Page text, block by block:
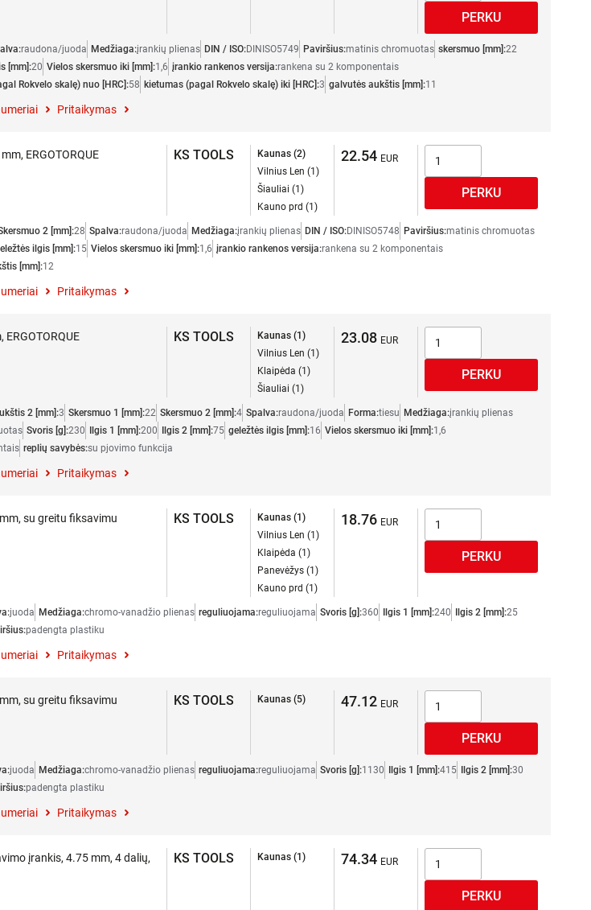
raudona/juoda Medžiaga:įrankių plienas DIN / ISO:DINISO5749 Paviršius:matinis chromuotas skersmuo [mm]:22
[mm]:20 Vielos skersmuo iki [mm]:1,6 įrankio rankenos versija:rankena su 2 komponentais
Rokvelo skalę) nuo [HRC]:58 kietumas (pagal Rokvelo skalę) iki [HRC]:3 galvutės aukštis [mm]:11
Pritaikymas
ERGOTORQUE KS TOOLS
Kaunas (2)
Vilnius Len (1)
Šiauliai (1)
Kauno prd (1)
22.54
2 [mm]:28 Spalva:raudona/juoda Medžiaga:įrankių plienas DIN / ISO:DINISO5748 Paviršius:matinis chromuotas
ilgis [mm]:15 Vielos skersmuo iki [mm]:1,6 įrankio rankenos versija:rankena su 2 komponentais
[mm]:12
Pritaikymas
KS TOOLS
Kaunas (1)
Vilnius Len (1)
Klaipėda (1)
Šiauliai (1)
23.08
2 [mm]:3 Skersmuo 1 [mm]:22 Skersmuo 2 [mm]:4 Spalva:raudona/juoda Forma:tiesu Medžiaga:įrankių plienas
Svoris [g]:230 Ilgis 1 [mm]:200 Ilgis 2 [mm]:75 geležtės ilgis [mm]:16 Vielos skersmuo iki [mm]:1,6
replių savybės:su pjovimo funkcija
Pritaikymas
su greitu fiksavimu KS TOOLS
Kaunas (1)
Vilnius Len (1)
Klaipėda (1)
Panevėžys (1)
Kauno prd (1)
18.76
juoda Medžiaga:chromo-vanadžio plienas reguliuojama:reguliuojama Svoris [g]:360 Ilgis 1 [mm]:240 Ilgis 2 [mm]:25
padengta plastiku
Pritaikymas
su greitu fiksavimu KS TOOLS Kaunas (5) 47.12
juoda Medžiaga:chromo-vanadžio plienas reguliuojama:reguliuojama Svoris [g]:1130 Ilgis 1 [mm]:415 Ilgis 2 [mm]:30
padengta plastiku
Pritaikymas
įrankis, 4.75 mm, 4 dalių,
KS TOOLS Kaunas (1) 74.34